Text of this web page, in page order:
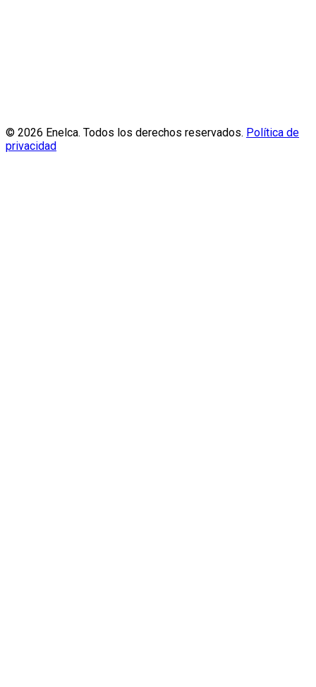
© 2026 Enelca. Todos los derechos reservados. Política de
privacidad